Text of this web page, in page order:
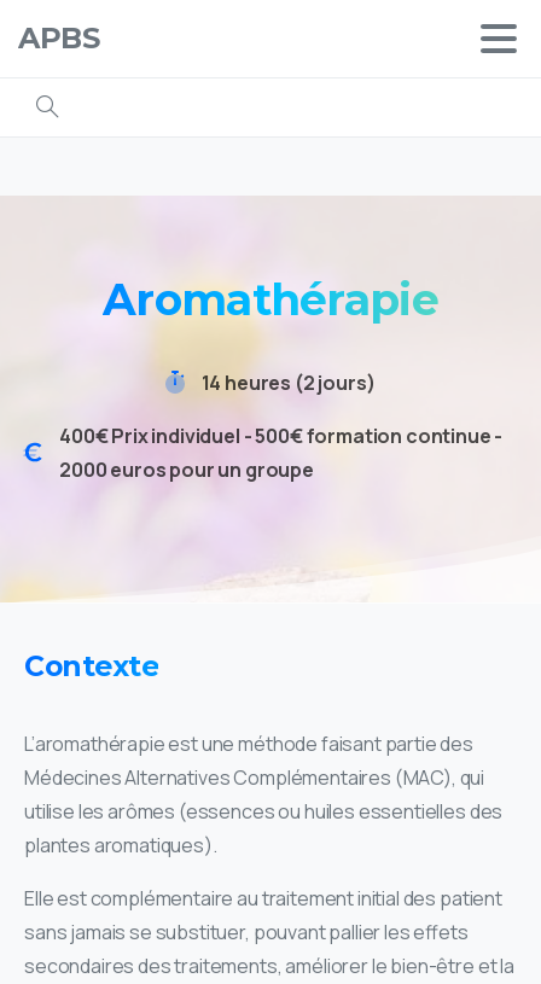
APBS
Aromathérapie
14 heures (2 jours)
400€ Prix individuel - 500€ formation continue -
2000 euros pour un groupe
Contexte
L’aromathérapie est une méthode faisant partie des
Médecines Alternatives Complémentaires (MAC), qui
utilise les arômes (essences ou huiles essentielles des
plantes aromatiques).
Elle est complémentaire au traitement initial des patient
sans jamais se substituer, pouvant pallier les effets
secondaires des traitements, améliorer le bien-être et la